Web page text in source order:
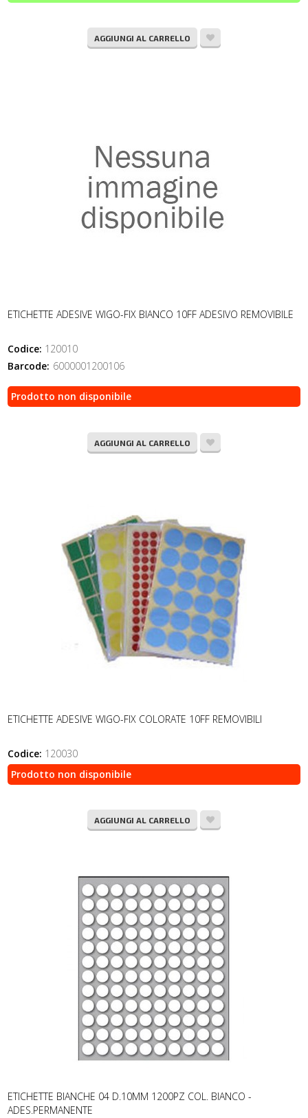
AGGIUNGI AL CARRELLO
ETICHETTE ADESIVE WIGO-FIX BIANCO 10FF ADESIVO REMOVIBILE
Codice: 120010
Barcode: 6000001200106
Prodotto non disponibile
AGGIUNGI AL CARRELLO
ETICHETTE ADESIVE WIGO-FIX COLORATE 10FF REMOVIBILI
Codice: 120030
Prodotto non disponibile
AGGIUNGI AL CARRELLO
ETICHETTE BIANCHE 04 D.10MM 1200PZ COL. BIANCO -
ADES.PERMANENTE